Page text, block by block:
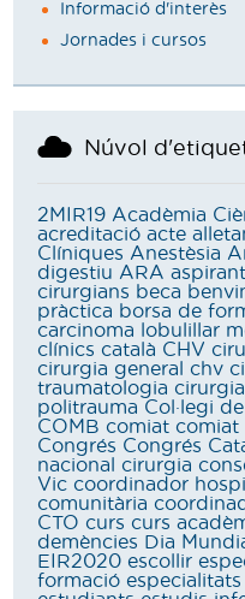
Informació d'interès
Jornades i cursos
Núvol
2MIR19 Acadèmia
acreditació acte
Clíniques Anestèsia
digestiu ARA
cirurgians beca
pràctica borsa de
carcinoma lobulillar
clínics català CHV
cirurgia general chv
traumatologia
politrauma Col·legi
COMB comiat comiat
Congrés Congrés
nacional cirurgia
Vic coordinador
comunitària
CTO curs curs
demències Dia
EIR2020 escollir
formació especialitats